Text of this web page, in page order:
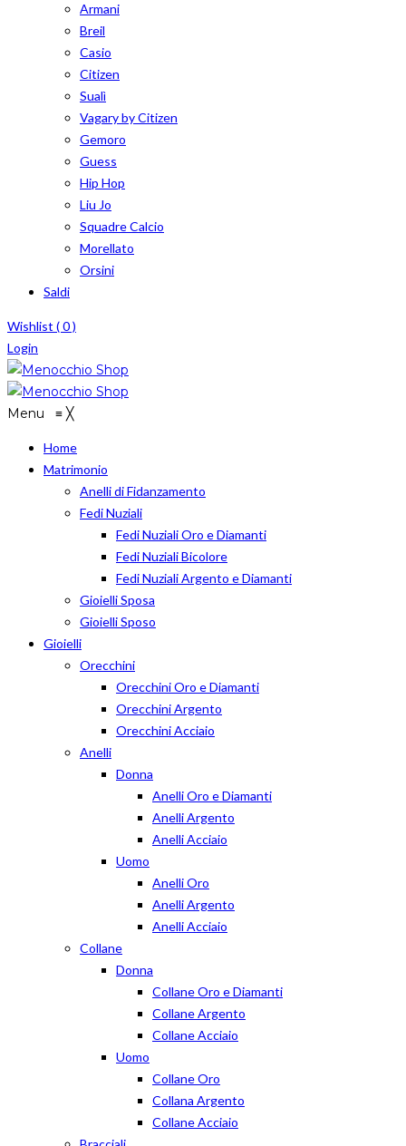
Armani
Breil
Casio
Citizen
Sualì
Vagary by Citizen
Gemoro
Guess
Hip Hop
Liu Jo
Squadre Calcio
Morellato
Orsini
Saldi
Wishlist (0)
Login
Menu ≡ ╳
Home
Matrimonio
Anelli di Fidanzamento
Fedi Nuziali
Fedi Nuziali Oro e Diamanti
Fedi Nuziali Bicolore
Fedi Nuziali Argento e Diamanti
Gioielli Sposa
Gioielli Sposo
Gioielli
Orecchini
Orecchini Oro e Diamanti
Orecchini Argento
Orecchini Acciaio
Anelli
Donna
Anelli Oro e Diamanti
Anelli Argento
Anelli Acciaio
Uomo
Anelli Oro
Anelli Argento
Anelli Acciaio
Collane
Donna
Collane Oro e Diamanti
Collane Argento
Collane Acciaio
Uomo
Collane Oro
Collana Argento
Collane Acciaio